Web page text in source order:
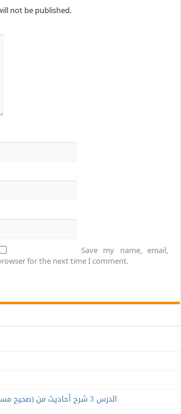
not be published.
Save my name, email,
for the next time I comment.
الدرس 3 شرح أحاديث من (صحيح مسلم): كتاب الإيمان 1